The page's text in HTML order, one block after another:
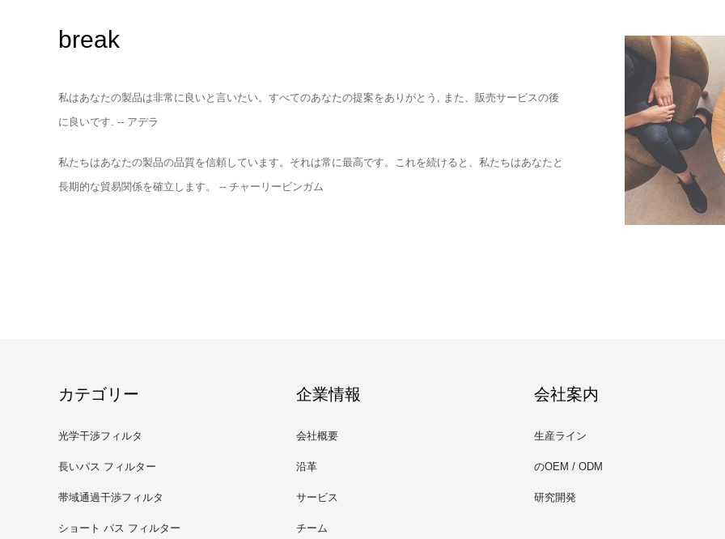
break
私はあなたの製品は非常に良いと言いたい。すべてのあなたの提案をありがとう, また、販売サービスの後
に良いです. -- アデラ
私たちはあなたの製品の品質を信頼しています。それは常に最高です。これを続けると、私たちはあなたと
長期的な貿易関係を確立します。 -- チャーリービンガム
カテゴリー
光学干渉フィルタ
長いパス フィルター
帯域通過干渉フィルタ
ショート パス フィルター
企業情報
会社概要
沿革
サービス
チーム
会社案内
生産ライン
のOEM / ODM
研究開発